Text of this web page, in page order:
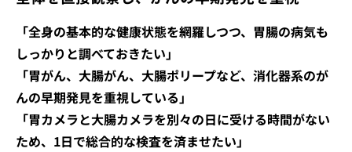
「全身の基本的な健康状態を網羅しつつ、胃腸の病気も
しっかりと調べておきたい」
「胃がん、大腸がん、大腸ポリープなど、消化器系のが
んの早期発見を重視している」
「胃カメラと大腸カメラを別々の日に受ける時間がない
ため、1日で総合的な検査を済ませたい」